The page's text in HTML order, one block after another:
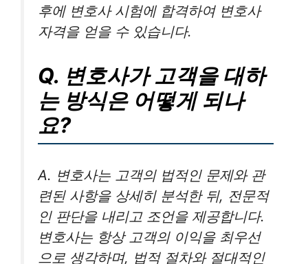
후에 변호사 시험에 합격하여 변호사
자격을 얻을 수 있습니다.
Q. 변호사가 고객을 대하
는 방식은 어떻게 되나
요?
A. 변호사는 고객의 법적인 문제와 관
련된 사항을 상세히 분석한 뒤, 전문적
인 판단을 내리고 조언을 제공합니다.
변호사는 항상 고객의 이익을 최우선
으로 생각하며, 법적 절차와 절대적인